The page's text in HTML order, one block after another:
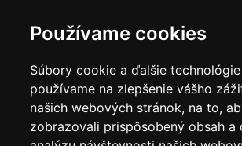
Používame cookies
Súbory cookie a ďalšie
používame na zlepšenie vášho
našich webových stránok, na to,
zobrazovali prispôsobený obsah a